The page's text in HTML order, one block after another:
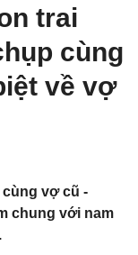
trai
cùng
về vợ
vợ cũ -
chung với nam